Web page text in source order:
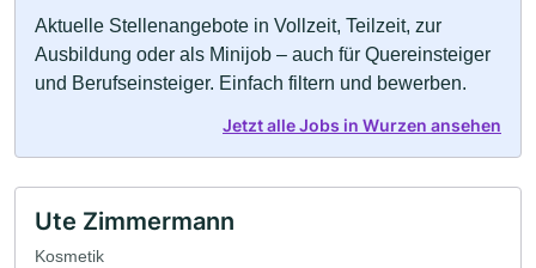
Aktuelle Stellenangebote in Vollzeit, Teilzeit, zur
Ausbildung oder als Minijob – auch für Quereinsteiger
und Berufseinsteiger. Einfach filtern und bewerben.
Jetzt alle Jobs in Wurzen ansehen
Ute Zimmermann
Kosmetik